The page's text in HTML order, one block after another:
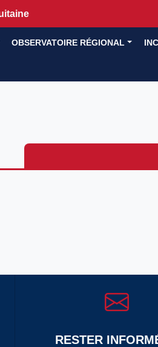
OBSERVATOIRE RÉGIONAL
RESTER